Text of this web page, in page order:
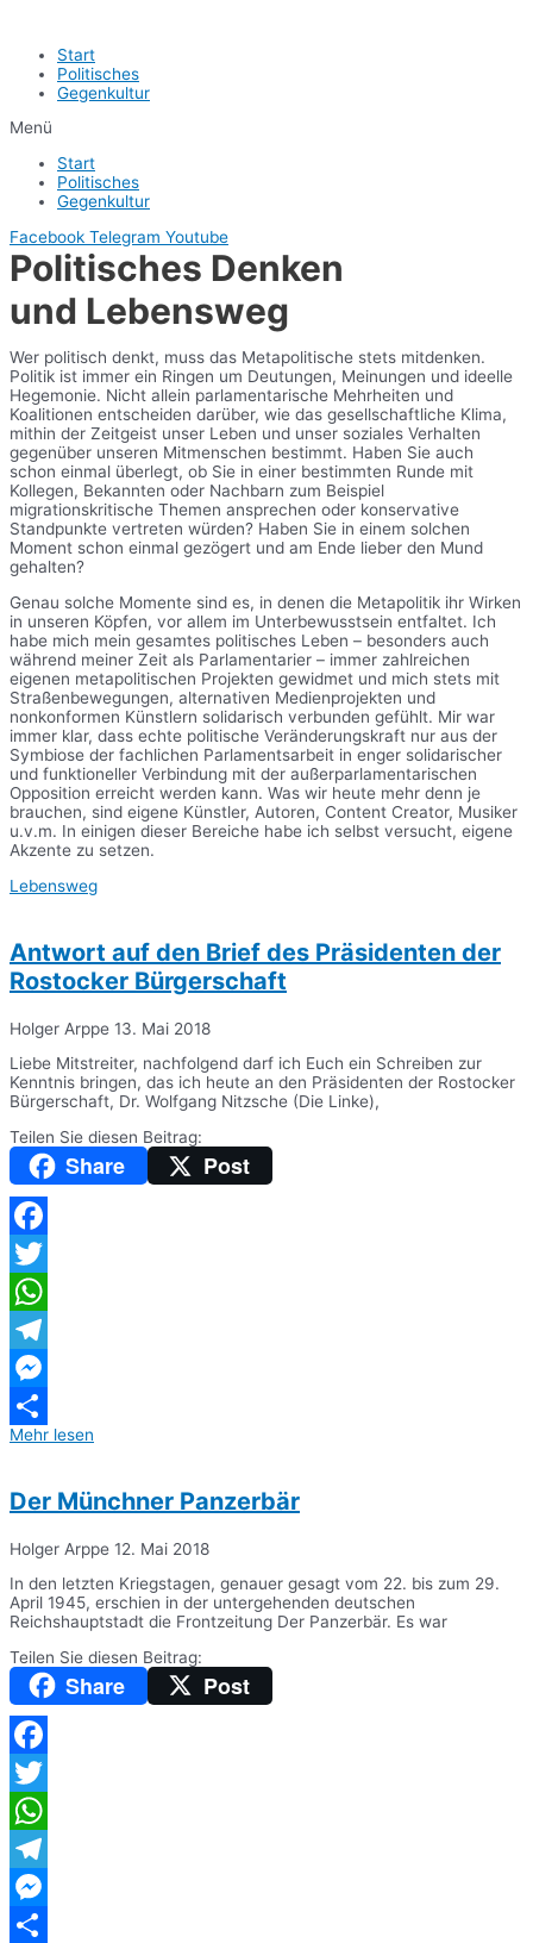
Start
Politisches
Gegenkultur
Menü
Start
Politisches
Gegenkultur
Facebook Telegram Youtube
Politisches Denken
und Lebensweg
Wer politisch denkt, muss das Metapolitische stets mitdenken.
Politik ist immer ein Ringen um Deutungen, Meinungen und ideelle
Hegemonie. Nicht allein parlamentarische Mehrheiten und
Koalitionen entscheiden darüber, wie das gesellschaftliche Klima,
mithin der Zeitgeist unser Leben und unser soziales Verhalten
gegenüber unseren Mitmenschen bestimmt. Haben Sie auch
schon einmal überlegt, ob Sie in einer bestimmten Runde mit
Kollegen, Bekannten oder Nachbarn zum Beispiel
migrationskritische Themen ansprechen oder konservative
Standpunkte vertreten würden? Haben Sie in einem solchen
Moment schon einmal gezögert und am Ende lieber den Mund
gehalten?
Genau solche Momente sind es, in denen die Metapolitik ihr Wirken
in unseren Köpfen, vor allem im Unterbewusstsein entfaltet. Ich
habe mich mein gesamtes politisches Leben – besonders auch
während meiner Zeit als Parlamentarier – immer zahlreichen
eigenen metapolitischen Projekten gewidmet und mich stets mit
Straßenbewegungen, alternativen Medienprojekten und
nonkonformen Künstlern solidarisch verbunden gefühlt. Mir war
immer klar, dass echte politische Veränderungskraft nur aus der
Symbiose der fachlichen Parlamentsarbeit in enger solidarischer
und funktioneller Verbindung mit der außerparlamentarischen
Opposition erreicht werden kann. Was wir heute mehr denn je
brauchen, sind eigene Künstler, Autoren, Content Creator, Musiker
u.v.m. In einigen dieser Bereiche habe ich selbst versucht, eigene
Akzente zu setzen.
Lebensweg
Antwort auf den Brief des Präsidenten der
Rostocker Bürgerschaft
Holger Arppe 13. Mai 2018
Liebe Mitstreiter, nachfolgend darf ich Euch ein Schreiben zur
Kenntnis bringen, das ich heute an den Präsidenten der Rostocker
Bürgerschaft, Dr. Wolfgang Nitzsche (Die Linke),
Teilen Sie diesen Beitrag:
Share Post
Facebook
Twitter
WhatsApp
Telegram
Messenger
Teilen
Mehr lesen
Der Münchner Panzerbär
Holger Arppe 12. Mai 2018
In den letzten Kriegstagen, genauer gesagt vom 22. bis zum 29.
April 1945, erschien in der untergehenden deutschen
Reichshauptstadt die Frontzeitung Der Panzerbär. Es war
Teilen Sie diesen Beitrag:
Share Post
Facebook
Twitter
WhatsApp
Telegram
Messenger